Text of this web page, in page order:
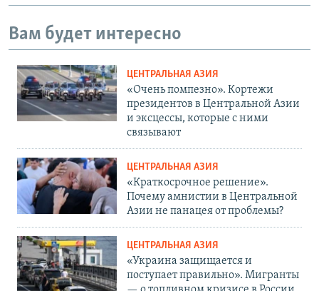
Вам будет интересно
ЦЕНТРАЛЬНАЯ АЗИЯ
«Очень помпезно». Кортежи
президентов в Центральной Азии
и эксцессы, которые с ними
связывают
ЦЕНТРАЛЬНАЯ АЗИЯ
«Краткосрочное решение».
Почему амнистии в Центральной
Азии не панацея от проблемы?
ЦЕНТРАЛЬНАЯ АЗИЯ
«Украина защищается и
поступает правильно». Мигранты